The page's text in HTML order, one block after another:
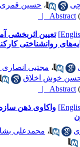
،حسین قمری
Abstract |
تعیین اثربخشی
روانشناختی
،مجتبی انصاری
خوش اخلاق
Abstract |
واکاوی ذهن
،محمدعلی